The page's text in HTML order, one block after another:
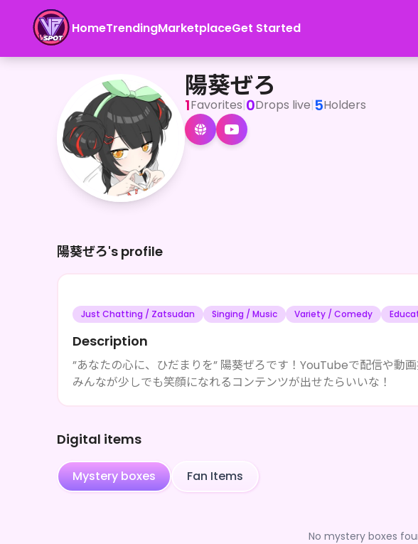
HomeTrendingMarketplaceGet Started
陽葵ぜろ
<p>”あなたの心に、ひだまりを” 陽葵ぜろです！YouTubeで配信や動画投稿を
陽葵ぜろ
1Favorites|0Drops live|5Holders
陽葵ぜろ's profile
Just Chatting / Zatsudan Singing / Music Variety / Comedy
Description
”あなたの心に、ひだまりを” 陽葵ぜろです！YouTubeで配信や動
みんなが少しでも笑顔になれるコンテンツが出せたらいいな！
Digital items
Mystery boxes Fan Items
No mystery boxes